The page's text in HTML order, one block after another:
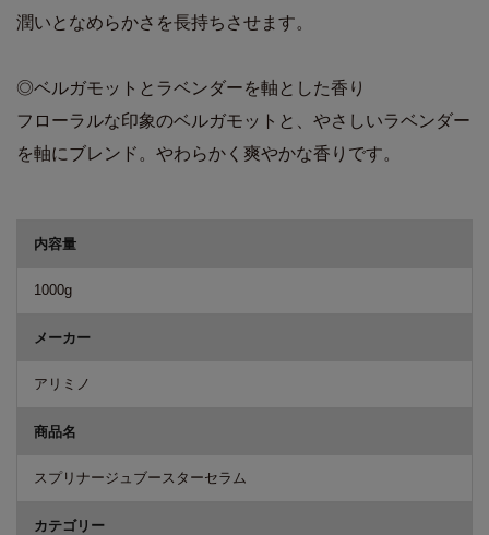
潤いとなめらかさを長持ちさせます。
◎ベルガモットとラベンダーを軸とした香り
フローラルな印象のベルガモットと、やさしいラベンダー
を軸にブレンド。やわらかく爽やかな香りです。
内容量
1000g
メーカー
アリミノ
商品名
スプリナージュブースターセラム
カテゴリー